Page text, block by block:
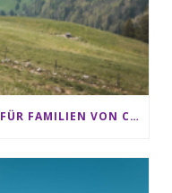
FRIBOURG: 7 TOLLE AUSFLÜGE FÜR FAMILIEN VON CHARMEY BIS LES PACCOTS